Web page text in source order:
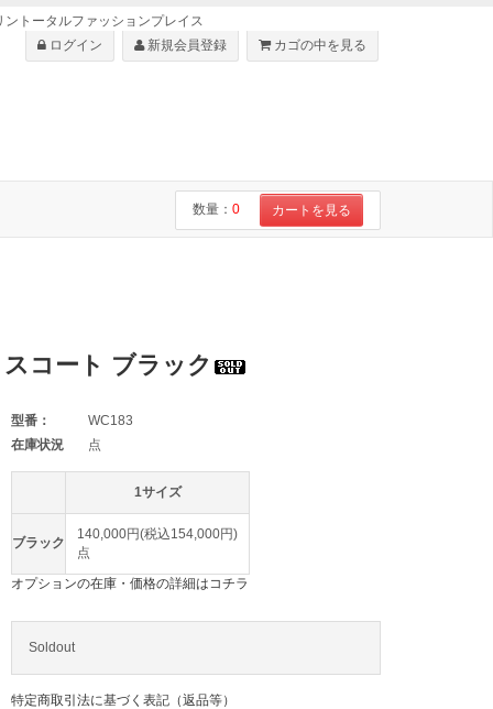
トータルファッションプレイス
ログイン
新規会員登録 カゴの中を見る
数量： 0 カートを見る
コート ブラック
型番：
WC183
在庫状況
点
1サイズ
ブラック
140,000円(税込154,000円)
点
オプションの在庫・価格の詳細はコチラ
Soldout
特定商取引法に基づく表記（返品等）